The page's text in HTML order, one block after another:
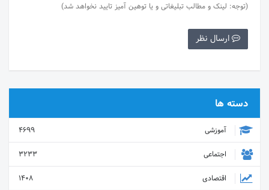
(توجه: لینک و مطالب تبلیغاتی و یا توهین آمیز تایید نخواهد شد)
دسته ها
آموزشی
4699
اجتماعی
3233
اقتصادی
1408